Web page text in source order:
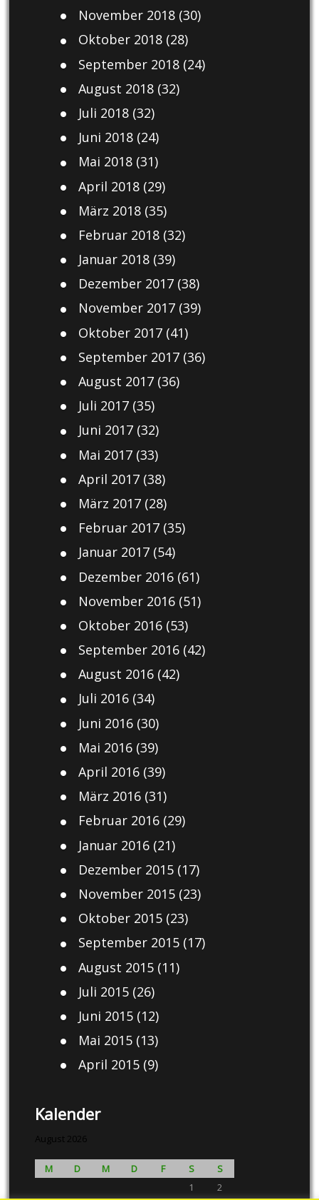
November 2018(30)
Oktober 2018(28)
September 2018(24)
August 2018(32)
Juli 2018(32)
Juni 2018(24)
Mai 2018(31)
April 2018(29)
März 2018(35)
Februar 2018(32)
Januar 2018(39)
Dezember 2017(38)
November 2017(39)
Oktober 2017(41)
September 2017(36)
August 2017(36)
Juli 2017(35)
Juni 2017(32)
Mai 2017(33)
April 2017(38)
März 2017(28)
Februar 2017(35)
Januar 2017(54)
Dezember 2016(61)
November 2016(51)
Oktober 2016(53)
September 2016(42)
August 2016(42)
Juli 2016(34)
Juni 2016(30)
Mai 2016(39)
April 2016(39)
März 2016(31)
Februar 2016(29)
Januar 2016(21)
Dezember 2015(17)
November 2015(23)
Oktober 2015(23)
September 2015(17)
August 2015(11)
Juli 2015(26)
Juni 2015(12)
Mai 2015(13)
April 2015(9)
Kalender
August 2026
M D M D F S
S
1
2